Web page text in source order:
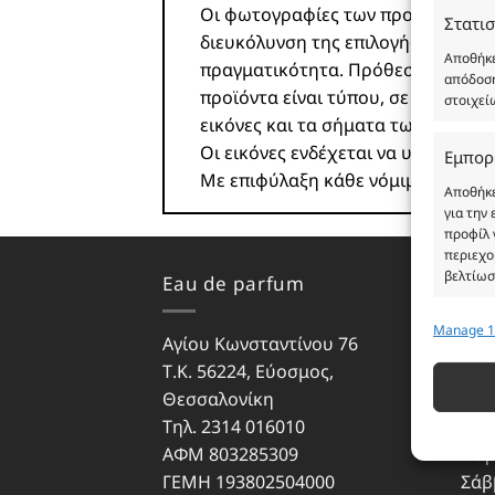
για την
προφίλ
που
Manage
Οι φωτογραφίες των προϊόντων
διευκόλυνση της επιλογής σας.
πραγματικότητα. Πρόθεση της
προϊόντα είναι τύπου, σε χύμα
εικόνες και τα σήματα των
Οι εικόνες ενδέχεται να
Με επιφύλαξη κάθε νόμιμου
Eau de parfum
Αγίου Κωνσταντίνου 76
Τ.Κ. 56224, Εύοσμος,
Θεσσαλονίκη
Τηλ. 2314 016010
ΑΦΜ 803285309
ΓΕΜΗ 193802504000